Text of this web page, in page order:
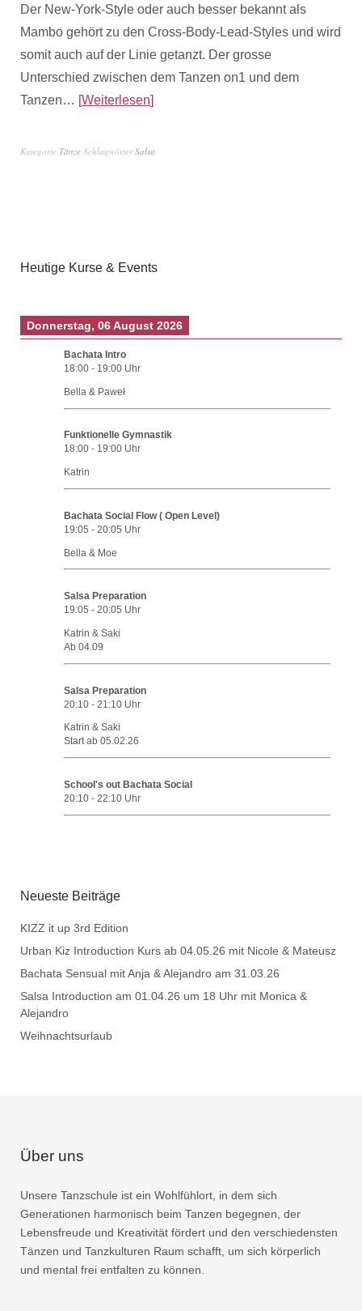
Der New-York-Style oder auch besser bekannt als
Mambo gehört zu den Cross-Body-Lead-Styles und wird
somit auch auf der Linie getanzt. Der grosse
Unterschied zwischen dem Tanzen on1 und dem
Tanzen… Weiterlesen
Kategorie Tänze SchlagwörterSalsa
Heutige Kurse & Events
Donnerstag, 06 August 2026
Bachata Intro
18:00 - 19:00 Uhr
Bella & Paweł
Funktionelle Gymnastik
18:00 - 19:00 Uhr
Katrin
Bachata Social Flow ( Open Level)
19:05 - 20:05 Uhr
Bella & Moe
Salsa Preparation
19:05 - 20:05 Uhr
Katrin & Saki
Ab 04.09
Salsa Preparation
20:10 - 21:10 Uhr
Katrin & Saki
Start ab 05.02.26
School's out Bachata Social
20:10 - 22:10 Uhr
Neueste Beiträge
KIZZ it up 3rd Edition
Urban Kiz Introduction Kurs ab 04.05.26 mit Nicole & Mateusz
Bachata Sensual mit Anja & Alejandro am 31.03.26
Salsa Introduction am 01.04.26 um 18 Uhr mit Monica &
Alejandro
Weihnachtsurlaub
Über uns
Unsere Tanzschule ist ein Wohlfühlort, in dem sich
Generationen harmonisch beim Tanzen begegnen, der
Lebensfreude und Kreativität fördert und den verschiedensten
Tänzen und Tanzkulturen Raum schafft, um sich körperlich
und mental frei entfalten zu können.